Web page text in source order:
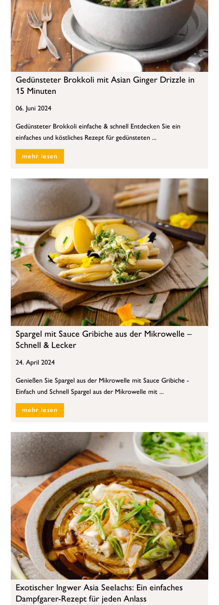
Gedünsteter Brokkoli mit Asian Ginger Drizzle in
15 Minuten
06. Juni 2024
Gedünsteter Brokkoli einfache & schnell Entdecken Sie ein
einfaches und köstliches Rezept für gedünsteten ...
mehr lesen
Spargel mit Sauce Gribiche aus der Mikrowelle –
Schnell & Lecker
24. April 2024
Genießen Sie Spargel aus der Mikrowelle mit Sauce Gribiche -
Einfach und Schnell Spargel aus der Mikrowelle mit ...
mehr lesen
Exotischer Ingwer Asia Seelachs: Ein einfaches
Dampfgarer-Rezept für jeden Anlass